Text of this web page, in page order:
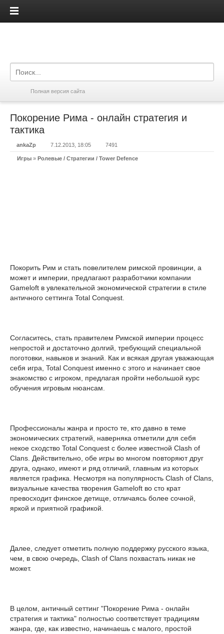
iPadis.ru
Полная версия сайта
Покорение Рима - онлайн стратегия и
тактика
ankaZp 7.12.2013, 18:05 7491
Игры » Ролевые / Стратегии / Tower Defence
Покорить Рим и стать повелителем римской провинции, а
может и империи, предлагают разработчики компании
Gameloft в увлекательной экономической стратегии в стиле
античного сеттинга Total Conquest.
Согласитесь, стать правителем Римской империи процесс
непростой и достаточно долгий, требующий специальной
поготовки, навыков и знаний. Как и всякая другая уважающая
себя игра, Total Conquest именно с этого и начинает свое
знакомство с игроком, предлагая пройти небольшой курс
обучения игровым нюансам.
Профессионалы жанра и просто те, кто давно в теме
экономических стратегий, наверняка отметили для себя
некое сходство Total Conquest с более известной Clash of
Clans. Действительно, обе игры во многом повторяют друг
друга, однако, имеют и ряд отличий, главным из которых
является графика. Несмотря на популярность Clash of Clans,
визуальные качества творения Gameloft во сто крат
превосходит финское детище, отличаясь более сочной,
яркой и приятной графикой.
Далее, следует отметить полную поддержку русского языка,
чем, в свою очередь, Clash of Clans похвастать никак не
может.
В целом, античный сеттинг "Покорение Рима - онлайн
стратегия и тактика" полностью соответствует традициям
жанра, где, как известно, начинаешь с малого, простой